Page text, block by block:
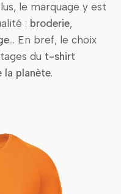
le marquage y est
: broderie,
… En bref, le choix
du t-shirt
la planète.